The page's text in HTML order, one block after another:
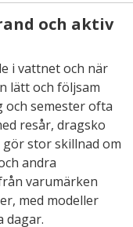
och aktiv
i vattnet och när
lätt och följsam
och semester ofta
resår, dragsko
stor skillnad om
andra
varumärken
med modeller
dagar.